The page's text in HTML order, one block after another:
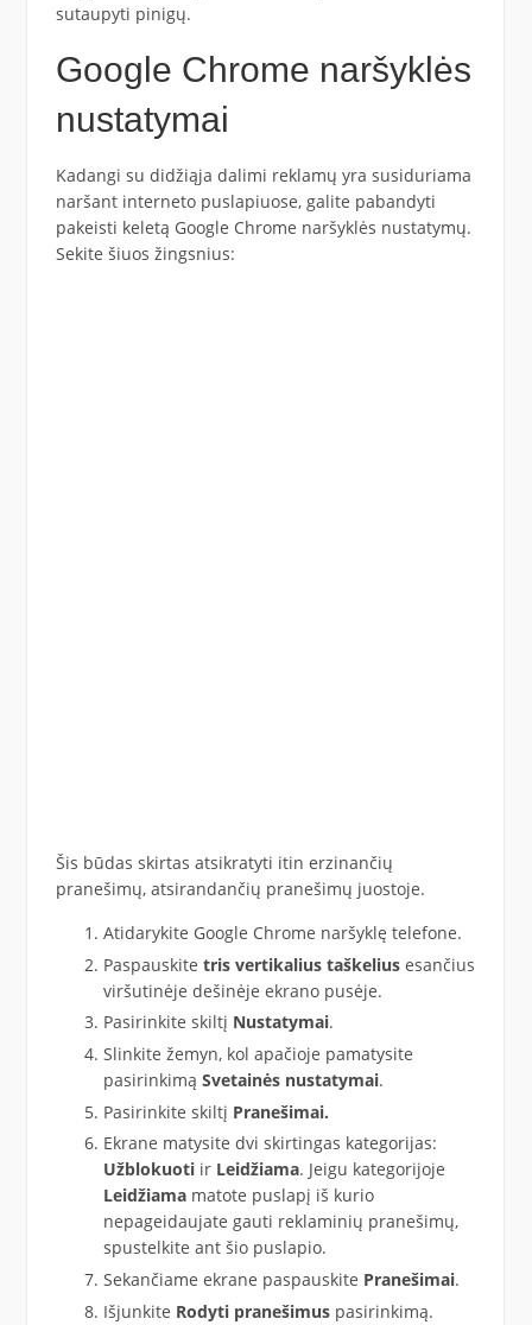
sutaupyti pinigų.
Google Chrome naršyklės
nustatymai
Kadangi su didžiąja dalimi reklamų yra susiduriama
naršant interneto puslapiuose, galite pabandyti
pakeisti keletą Google Chrome naršyklės nustatymų.
Sekite šiuos žingsnius:
Šis būdas skirtas atsikratyti itin erzinančių
pranešimų, atsirandančių pranešimų juostoje.
Atidarykite Google Chrome naršyklę telefone.
Paspauskite tris vertikalius taškeliusesančius
viršutinėje dešinėje ekrano pusėje.
Pasirinkite skiltį Nustatymai.
Slinkite žemyn, kol apačioje pamatysite
pasirinkimą Svetainės nustatymai.
Pasirinkite skiltį Pranešimai.
Ekrane matysite dvi skirtingas kategorijas:
Užblokuotiir Leidžiama. Jeigu kategorijoje
Leidžiama matote puslapį iš kurio
nepageidaujate gauti reklaminių pranešimų,
spustelkite ant šio puslapio.
Sekančiame ekrane paspauskite Pranešimai.
Išjunkite Rodyti pranešimus pasirinkimą.